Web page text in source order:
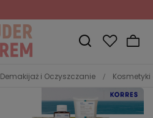
Demakijaż i Oczyszczanie